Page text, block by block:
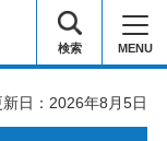
検索 MENU
新日：2026年8月5日